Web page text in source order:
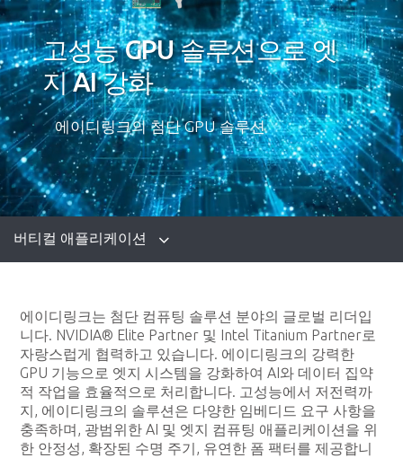
고성능 GPU 솔루션으로 엣
지 AI 강화
에이디링크의 첨단 GPU 솔루션
버티컬 애플리케이션
에이디링크는 첨단 컴퓨팅 솔루션 분야의 글로벌 리더입
니다. NVIDIA® Elite Partner 및 Intel Titanium Partner로
자랑스럽게 협력하고 있습니다. 에이디링크의 강력한
GPU 기능으로 엣지 시스템을 강화하여 AI와 데이터 집약
적 작업을 효율적으로 처리합니다. 고성능에서 저전력까
지, 에이디링크의 솔루션은 다양한 임베디드 요구 사항을
충족하며, 광범위한 AI 및 엣지 컴퓨팅 애플리케이션을 위
한 안정성, 확장된 수명 주기, 유연한 폼 팩터를 제공합니